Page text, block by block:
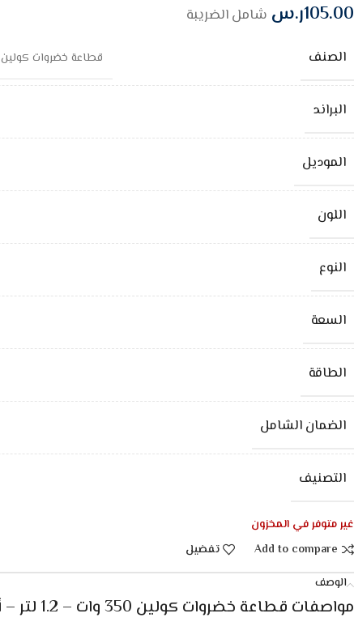
105.00ر.س شامل الضريبة
الصنف قطاعة خضروات كولين 350 وات – 1.2 لتر – أخضر
البراند
الموديل
اللون
النوع
السعة
الطاقة
الضمان الشامل
التصنيف
غير متوفر في المخزون
Add to compare
تفضيل
الوصف
مواصفات قطاعة خضروات كولين 350 وات – 1.2 لتر – أخضر :